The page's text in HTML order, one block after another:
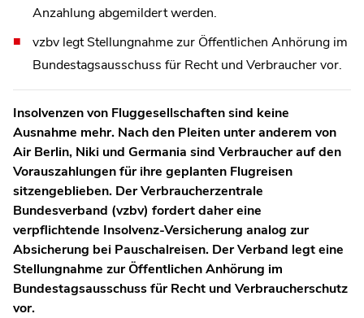
Anzahlung abgemildert werden.
vzbv legt Stellungnahme zur Öffentlichen Anhörung im
Bundestagsausschuss für Recht und Verbraucher vor.
Insolvenzen von Fluggesellschaften sind keine
Ausnahme mehr. Nach den Pleiten unter anderem von
Air Berlin, Niki und Germania sind Verbraucher auf den
Vorauszahlungen für ihre geplanten Flugreisen
sitzengeblieben. Der Verbraucherzentrale
Bundesverband (vzbv) fordert daher eine
verpflichtende Insolvenz-Versicherung analog zur
Absicherung bei Pauschalreisen. Der Verband legt eine
Stellungnahme zur Öffentlichen Anhörung im
Bundestagsausschuss für Recht und Verbraucherschutz
vor.